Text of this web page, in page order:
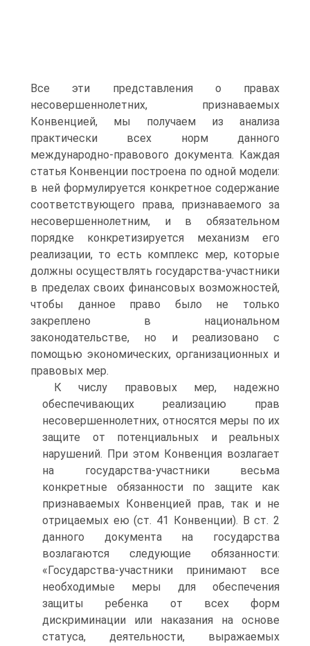
Все эти представления о правах
несовершеннолетних, признаваемых
Конвенцией, мы получаем из анализа
практически всех норм данного
международно-правового документа. Каждая
статья Конвенции построена по одной модели:
в ней формулируется конкретное содержание
соответствующего права, признаваемого за
несовершеннолетним, и в обязательном
порядке конкретизируется механизм его
реализации, то есть комплекс мер, которые
должны осуществлять государства-участники
в пределах своих финансовых возможностей,
чтобы данное право было не только
закреплено в национальном
законодательстве, но и реализовано с
помощью экономических, организационных и
правовых мер.
К числу правовых мер, надежно
обеспечивающих реализацию прав
несовершеннолетних, относятся меры по их
защите от потенциальных и реальных
нарушений. При этом Конвенция возлагает
на государства-участники весьма
конкретные обязанности по защите как
признаваемых Конвенцией прав, так и не
отрицаемых ею (ст. 41 Конвенции). В ст. 2
данного документа на государства
возлагаются следующие обязанности:
«Государства-участники принимают все
необходимые меры для обеспечения
защиты ребенка от всех форм
дискриминации или наказания на основе
статуса, деятельности, выражаемых